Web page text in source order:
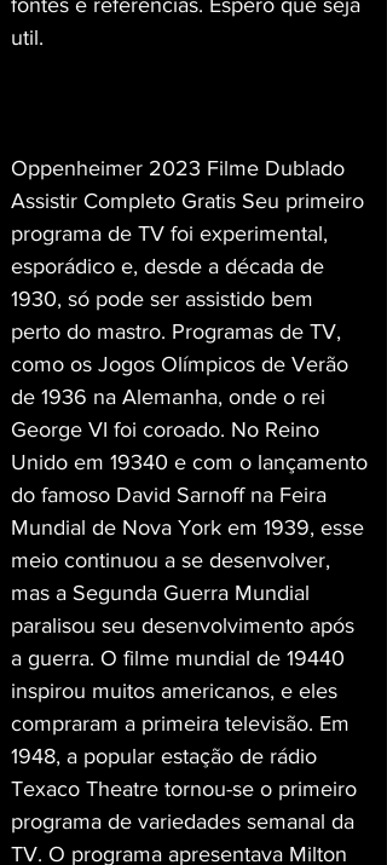
fontes e referências. Espero que seja
util.
Oppenheimer 2023 Filme Dublado
Assistir Completo Gratis Seu primeiro
programa de TV foi experimental,
esporádico e, desde a década de
1930, só pode ser assistido bem
perto do mastro. Programas de TV,
como os Jogos Olímpicos de Verão
de 1936 na Alemanha, onde o rei
George VI foi coroado. No Reino
Unido em 19340 e com o lançamento
do famoso David Sarnoff na Feira
Mundial de Nova York em 1939, esse
meio continuou a se desenvolver,
mas a Segunda Guerra Mundial
paralisou seu desenvolvimento após
a guerra. O filme mundial de 19440
inspirou muitos americanos, e eles
compraram a primeira televisão. Em
1948, a popular estação de rádio
Texaco Theatre tornou-se o primeiro
programa de variedades semanal da
TV. O programa apresentava Milton